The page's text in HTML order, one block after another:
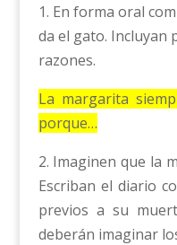
1. En forma oral
da el gato. Incluyan
razones.
La margarita
porque…
2. Imaginen que la
Escriban el diario
previos a su
deberán imaginar